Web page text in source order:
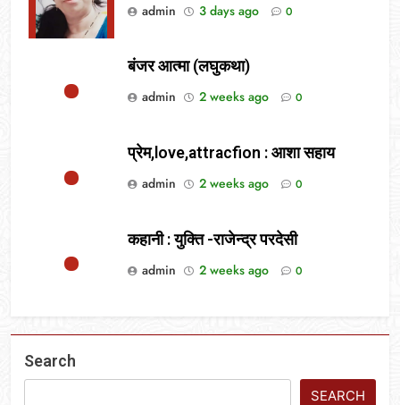
admin
3 days ago 0
बंजर आत्मा (लघुकथा)
admin
2 weeks ago 0
प्रेम,love,attracfion : आशा सहाय
admin
2 weeks ago 0
कहानी : युक्ति -राजेन्द्र परदेसी
admin
2 weeks ago 0
Search
SEARCH